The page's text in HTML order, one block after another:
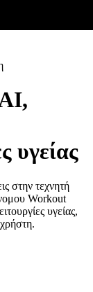
υγείας
στην τεχνητή
Workout
υγείας,